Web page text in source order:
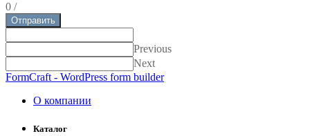
0 /
Отправить
Previous
Next
FormCraft - WordPress form builder
О компании
Каталог